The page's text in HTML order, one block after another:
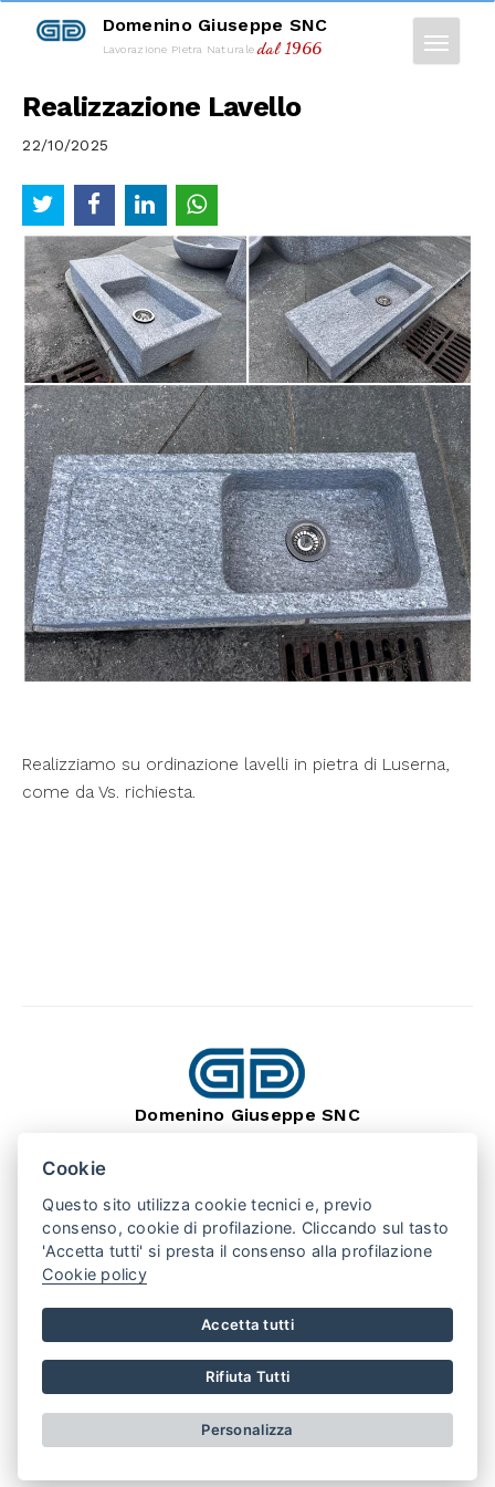
Domenino Giuseppe SNC
Lavorazione Pietra Naturaledal 1966
Realizzazione Lavello
22/10/2025
Realizziamo su ordinazione lavelli in pietra di Luserna,
come da Vs. richiesta.
Domenino Giuseppe SNC
VIA MONTEBRACCO, 15
TEL. +39 0175 346407
PUNTO VENDITA: SAN SECONDO (TO) 10060
TEL. +39 0121 500508
REGISTRO IMPRESE CNREA 141230P.IVA 01875790048
PRIVACY POLICY
CONDIZIONI DI VENDITA
Cookie
Questo sito utilizza cookie tecnici e, previo
consenso, cookie di profilazione. Cliccando sul tasto
'Accetta tutti' si presta il consenso alla profilazione
Cookie policy
Accetta tutti
Rifiuta Tutti
Personalizza